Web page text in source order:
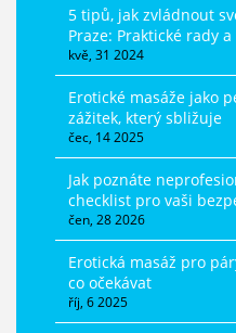
5 tipů, jak zvládnout
Praze: Praktické rady
kvě, 31 2024
Erotické masáže jako
zážitek, který sbližuje
čec, 14 2025
Jak poznáte
checklist pro vaši
čen, 28 2026
Erotická masáž pro
co očekávat
říj, 6 2025